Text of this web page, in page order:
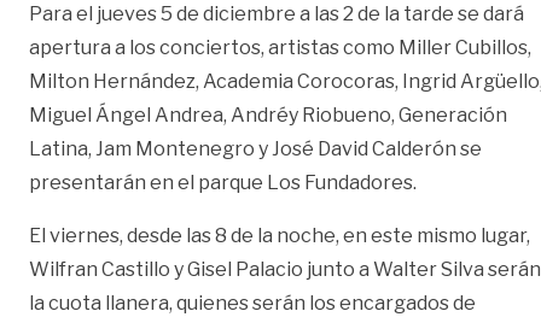
Para el jueves 5 de diciembre a las 2 de la tarde se dará
apertura a los conciertos, artistas como Miller Cubillos,
Milton Hernández, Academia Corocoras, Ingrid
Miguel Ángel Andrea, Andréy Riobueno, Generación
Latina, Jam Montenegro y José David Calderón se
presentarán en el parque Los Fundadores.
El viernes, desde las 8 de la noche, en este mismo lugar,
Wilfran Castillo y Gisel Palacio junto a Walter Silva serán
la cuota llanera, quienes serán los encargados de